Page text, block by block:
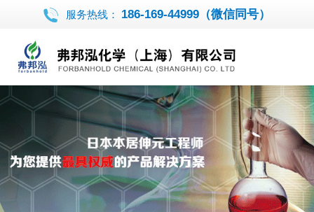
服务热线： 186-169-44999（微信同号）